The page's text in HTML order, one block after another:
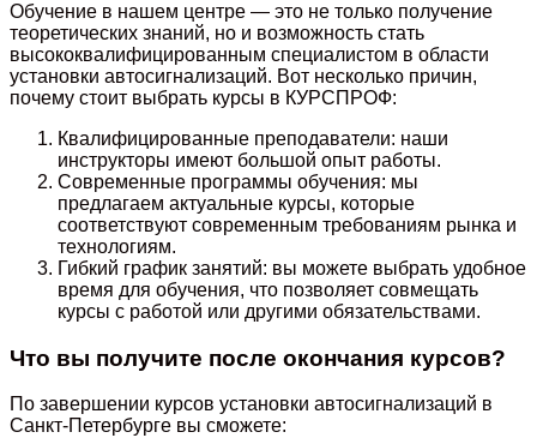
Обучение в нашем центре — это не только получение
теоретических знаний, но и возможность стать
высококвалифицированным специалистом в области
установки автосигнализаций. Вот несколько причин,
почему стоит выбрать курсы в КУРСПРОФ:
Квалифицированные преподаватели: наши
инструкторы имеют большой опыт работы.
Современные программы обучения: мы
предлагаем актуальные курсы, которые
соответствуют современным требованиям рынка и
технологиям.
Гибкий график занятий: вы можете выбрать удобное
время для обучения, что позволяет совмещать
курсы с работой или другими обязательствами.
Что вы получите после окончания курсов?
По завершении курсов установки автосигнализаций в
Санкт-Петербурге вы сможете: